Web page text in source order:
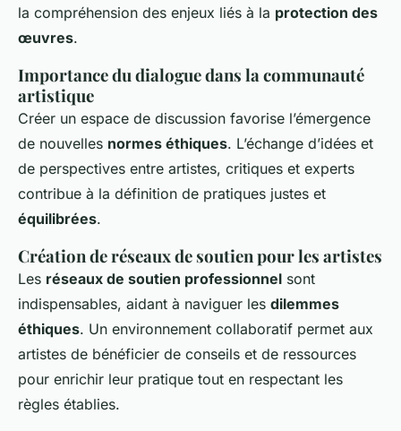
la compréhension des enjeux liés à la protection des
œuvres.
Importance du dialogue dans la communauté
artistique
Créer un espace de discussion favorise l’émergence
de nouvelles normes éthiques. L’échange d’idées et
de perspectives entre artistes, critiques et experts
contribue à la définition de pratiques justes et
équilibrées.
Création de réseaux de soutien pour les artistes
Les réseaux de soutien professionnel sont
indispensables, aidant à naviguer les dilemmes
éthiques. Un environnement collaboratif permet aux
artistes de bénéficier de conseils et de ressources
pour enrichir leur pratique tout en respectant les
règles établies.